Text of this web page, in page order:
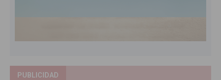
PUBLICIDAD